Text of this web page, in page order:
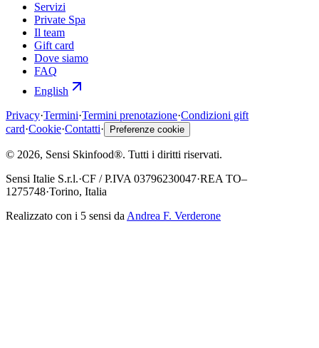
Servizi
Private Spa
Il team
Gift card
Dove siamo
FAQ
English
Privacy·Termini·Termini prenotazione·Condizioni gift
card·Cookie·Contatti· Preferenze cookie
© 2026, Sensi Skinfood®. Tutti i diritti riservati.
Sensi Italie S.r.l.·CF / P.IVA 03796230047·REA TO–
1275748·Torino, Italia
Realizzato con i 5 sensi daAndrea F. Verderone